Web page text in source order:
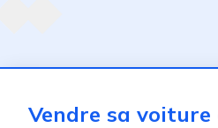
Vendre sa